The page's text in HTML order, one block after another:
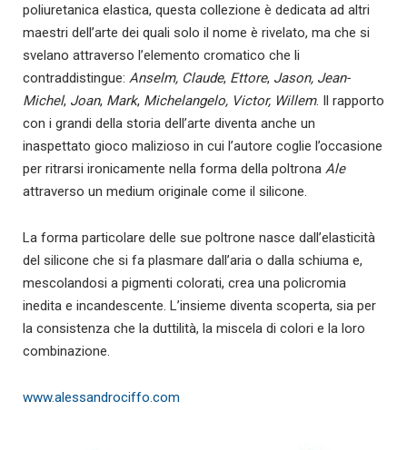
poliuretanica elastica, questa collezione è dedicata ad altri
maestri dell’arte dei quali solo il nome è rivelato, ma che si
svelano attraverso l’elemento cromatico che li
contraddistingue: Anselm, Claude, Ettore, Jason, Jean-
Michel, Joan, Mark, Michelangelo, Victor, Willem. Il rapporto
con i grandi della storia dell’arte diventa anche un
inaspettato gioco malizioso in cui l’autore coglie l’occasione
per ritrarsi ironicamente nella forma della poltrona Ale
attraverso un medium originale come il silicone.
La forma particolare delle sue poltrone nasce dall’elasticità
del silicone che si fa plasmare dall’aria o dalla schiuma e,
mescolandosi a pigmenti colorati, crea una policromia
inedita e incandescente. L’insieme diventa scoperta, sia per
la consistenza che la duttilità, la miscela di colori e la loro
combinazione.
www.alessandrociffo.com